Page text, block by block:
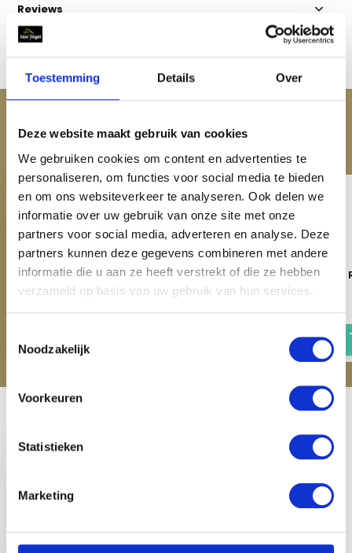
Toestemming Details Over
Deze website maakt gebruik van cookies
We gebruiken cookies om content en advertenties te
personaliseren, om functies voor social media te bieden
en om ons websiteverkeer te analyseren. Ook delen we
informatie over uw gebruik van onze site met onze
partners voor social media, adverteren en analyse. Deze
partners kunnen deze gegevens combineren met andere
informatie die u aan ze heeft verstrekt of die ze hebben
verzameld op basis van uw gebruik van hun services.
Noodzakelijk
Voorkeuren
Statistieken
Marketing
Reviews
Delen
Maak je aankoop compleet
HB Rijbroek Junior Paris -
Navy
HB Rijbroek Kids Paris -
Maat 164
€ 19,95
Adult - Wit